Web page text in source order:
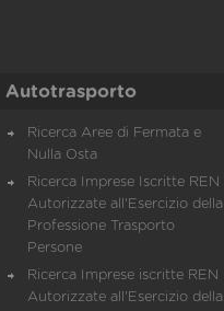
Autotrasporto
Ricerca Aree di Fermata e
Nulla Osta
Ricerca Imprese Iscritte REN
Autorizzate all'Esercizio della
Professione Trasporto
Persone
Ricerca Imprese iscritte REN
Autorizzate all'Esercizio della